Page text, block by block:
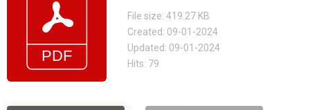
File size: 419.27 KB
Created: 09-01-2024
Updated: 09-01-2024
Hits: 79